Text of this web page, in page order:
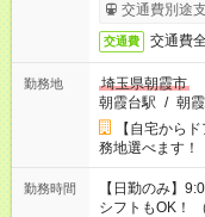
交通費別途
交通費 交通費
勤務地
埼玉県朝霞市
朝霞台駅 / 朝
【自宅から
務地選べます！
勤務時間
【日勤のみ】9:00～
シフトもOK